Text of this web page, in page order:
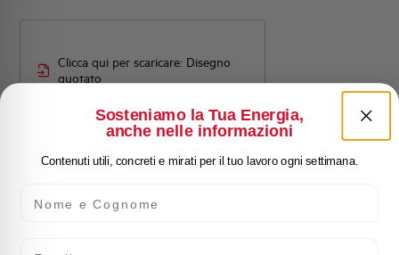
Clicca qui per scaricare: Disegno
quotato
Disegno quotato
Sosteniamo la Tua Energia,
anche nelle informazioni
Contenuti utili, concreti e mirati per il tuo lavoro ogni settimana.